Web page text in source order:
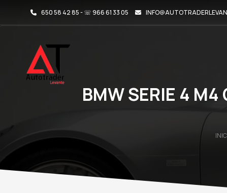
650 58 42 85 - ☏ 966 61 33 05
BMW SERIE 4 M4